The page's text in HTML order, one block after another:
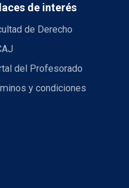
de interés
de Derecho
del Profesorado
y condiciones